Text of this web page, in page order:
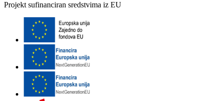
Projekt sufinanciran sredstvima iz EU